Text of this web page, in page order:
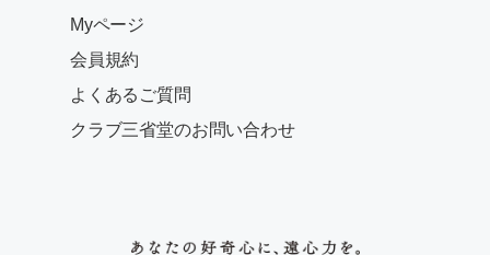
Myページ
会員規約
よくあるご質問
クラブ三省堂のお問い合わせ